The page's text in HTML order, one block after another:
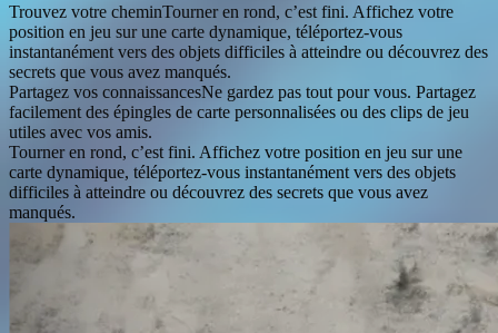
Trouvez votre cheminTourner en rond, c’est fini. Affichez votre
position en jeu sur une carte dynamique, téléportez-vous
instantanément vers des objets difficiles à atteindre ou découvrez des
secrets que vous avez manqués.
Partagez vos connaissancesNe gardez pas tout pour vous. Partagez
facilement des épingles de carte personnalisées ou des clips de jeu
utiles avec vos amis.
Tourner en rond, c’est fini. Affichez votre position en jeu sur une
carte dynamique, téléportez-vous instantanément vers des objets
difficiles à atteindre ou découvrez des secrets que vous avez
manqués.